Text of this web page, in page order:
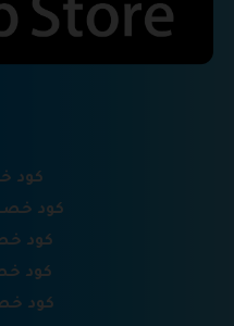
كود
كود
كود
كود
كود